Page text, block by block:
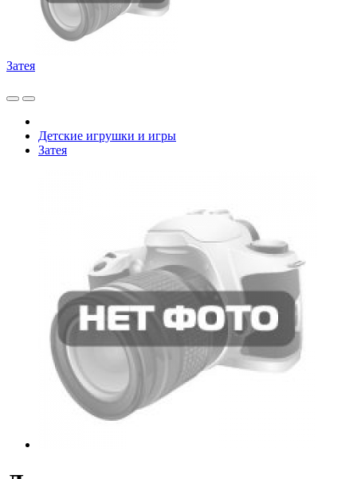
Затея
Детские игрушки и игры
Затея